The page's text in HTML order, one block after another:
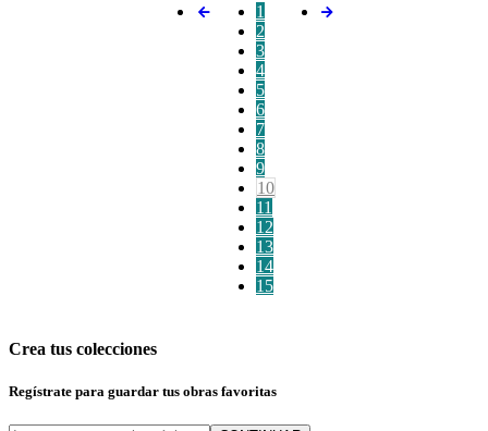
1
2
3
4
5
6
7
8
9
10
11
12
13
14
15
Crea tus colecciones
Regístrate para guardar tus obras favoritas